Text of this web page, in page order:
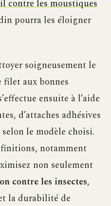
contre les moustiques
pourra les éloigner
soigneusement le
filet aux bonnes
ensuite à l’aide
d’attaches adhésives
le modèle choisi.
notamment
non seulement
contre les insectes,
la durabilité de